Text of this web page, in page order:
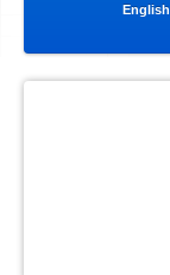
English